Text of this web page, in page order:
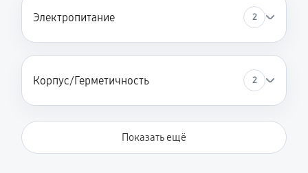
Электропитание 2
Корпус/Герметичность 2
Показать ещё